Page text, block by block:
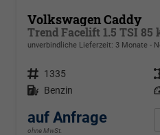
Volkswagen Caddy
unverbindliche Lieferzeit: 3 Monate
Fahrzeugnr. 1335
Kraftstoff Benzin
auf Anfrage
ohne MwSt.